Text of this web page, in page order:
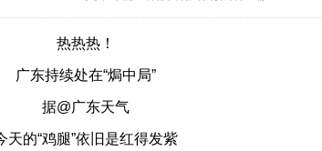
热热热！
广东持续处在“焗中局”
据@广东天气
天的“鸡腿”依旧是红得发紫